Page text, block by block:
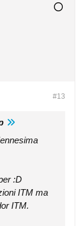
#13
:D
ITM ma
ITM.